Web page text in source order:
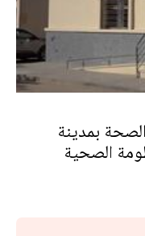
بمدينة
الصحية